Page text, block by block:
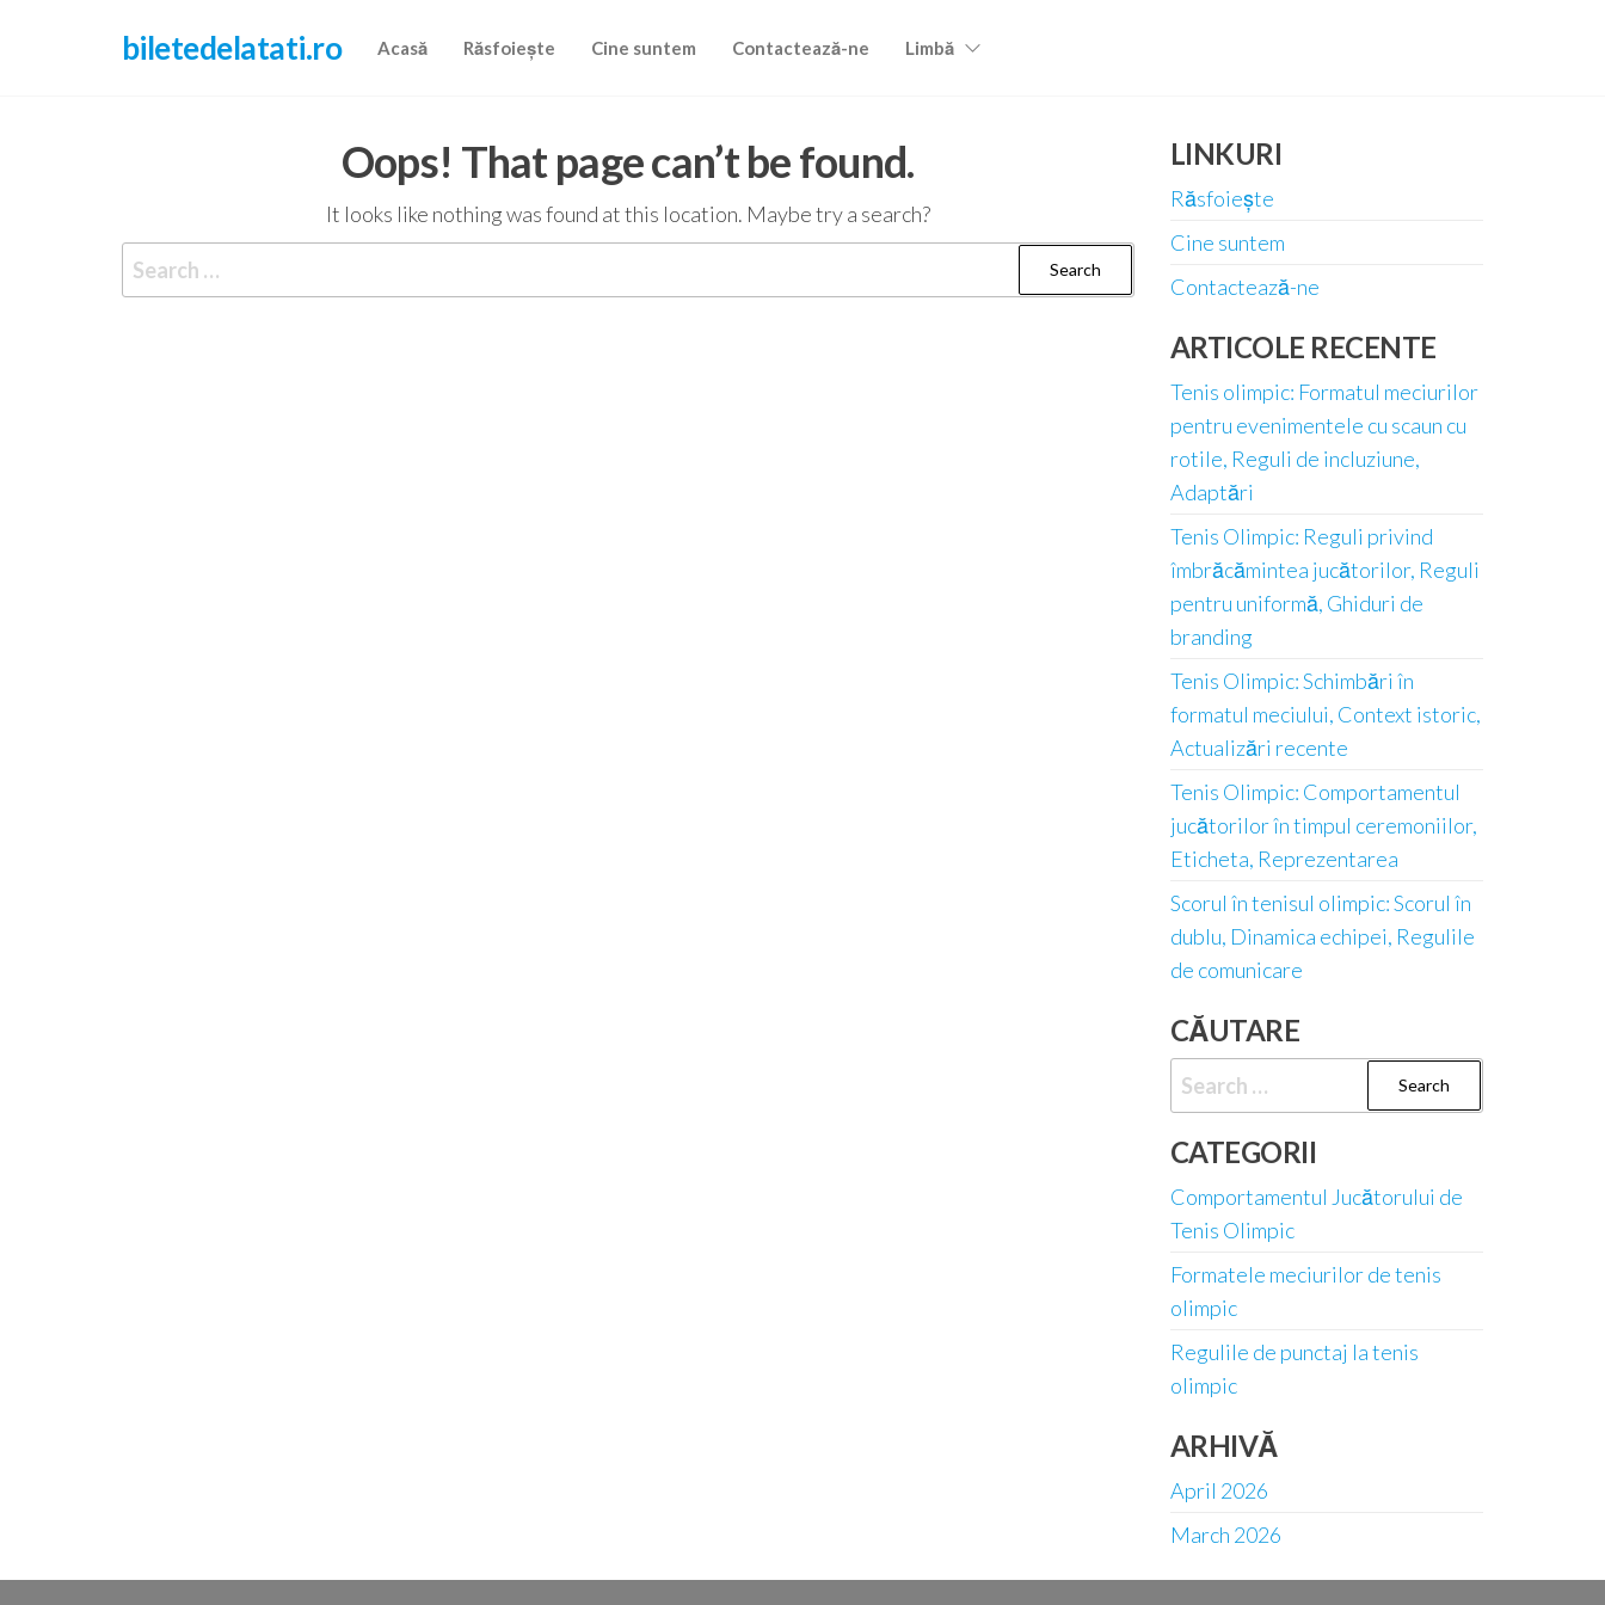
biletedelatati.ro Acasă Răsfoiește Cine suntem Contactează-ne Limbă
Oops! That page can’t be found.
It looks like nothing was found at this location. Maybe try a search?
for:
LINKURI
Răsfoiește
Cine suntem
Contactează-ne
ARTICOLE RECENTE
Tenis olimpic: Formatul meciurilor
pentru evenimentele cu scaun cu
rotile, Reguli de incluziune,
Adaptări
Tenis Olimpic: Reguli privind
îmbrăcămintea jucătorilor, Reguli
pentru uniformă, Ghiduri de
branding
Tenis Olimpic: Schimbări în
formatul meciului, Context istoric,
Actualizări recente
Tenis Olimpic: Comportamentul
jucătorilor în timpul ceremoniilor,
Eticheta, Reprezentarea
Scorul în tenisul olimpic: Scorul în
dublu, Dinamica echipei, Regulile
de comunicare
CĂUTARE
Search
for:
CATEGORII
Comportamentul Jucătorului de
Tenis Olimpic
Formatele meciurilor de tenis
olimpic
Regulile de punctaj la tenis
olimpic
ARHIVĂ
April 2026
March 2026